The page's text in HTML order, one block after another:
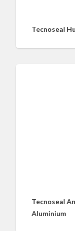
Tecnoseal
Tecnoseal
Aluminium